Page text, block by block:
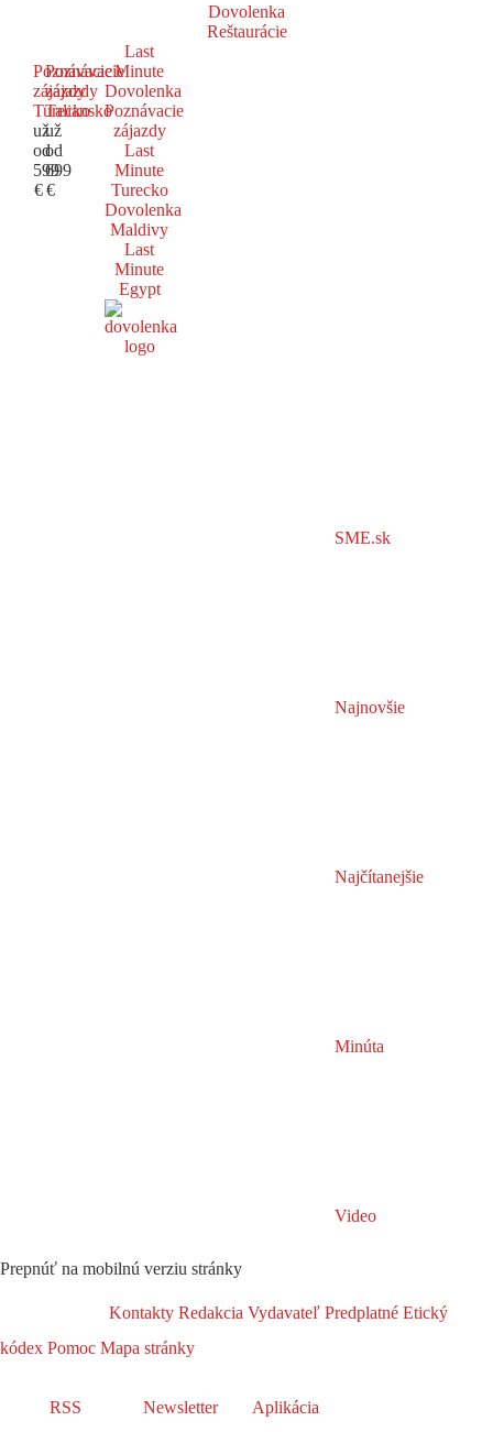
Dovolenka
Reštaurácie
Poznávacie
zájazdy
Turecko
už
od
599
€
Poznávacie
zájazdy
Taliansko
už
od
699
€
Last
Minute
Dovolenka
Poznávacie
zájazdy
Last
Minute
Turecko
Dovolenka
Maldivy
Last
Minute
Egypt
SME.sk
Najnovšie
Najčítanejšie
Minúta
Video
Prepnúť na mobilnú verziu stránky
Kontakty Redakcia Vydavateľ Predplatné Etický
kódex Pomoc Mapa stránky
RSS Newsletter Aplikácia